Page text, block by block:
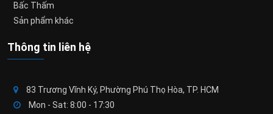
Bấc Thấm
Sản phẩm khác
Thông tin liên hệ
83 Trương Vĩnh Ký, Phường Phú Thọ Hòa, TP. HCM
Mon - Sat: 8:00 - 17:30